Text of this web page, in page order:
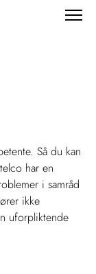
Så du kan
har en
i samråd
ikke
uforpliktende